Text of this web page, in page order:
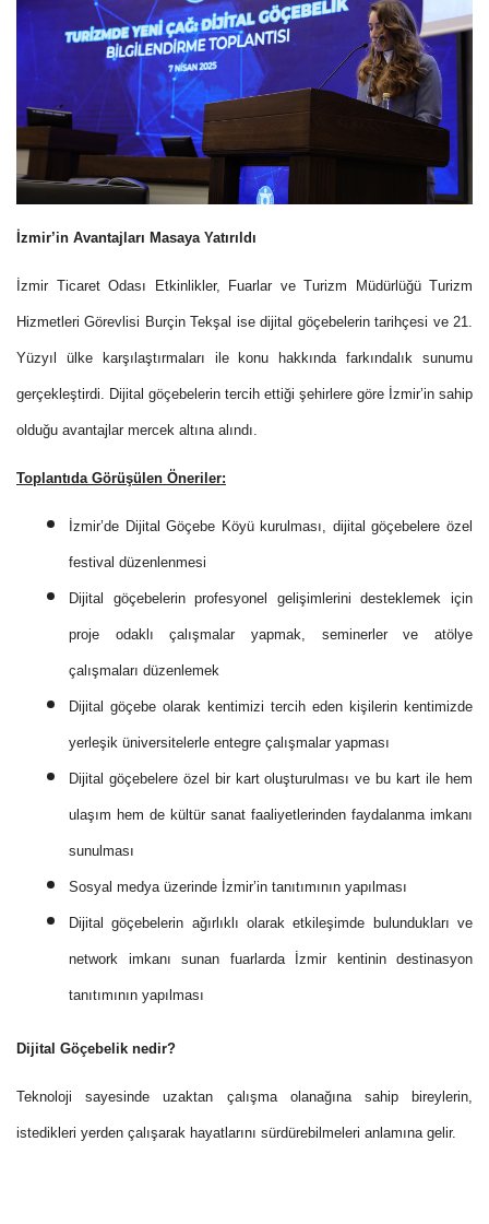
İzmir’in Avantajları Masaya Yatırıldı
İzmir Ticaret Odası Etkinlikler, Fuarlar ve Turizm Müdürlüğü Turizm
Hizmetleri Görevlisi Burçin Tekşal ise dijital göçebelerin tarihçesi ve 21.
Yüzyıl ülke karşılaştırmaları ile konu hakkında farkındalık sunumu
gerçekleştirdi. Dijital göçebelerin tercih ettiği şehirlere göre İzmir’in sahip
olduğu avantajlar mercek altına alındı.
Toplantıda Görüşülen Öneriler:
İzmir’de Dijital Göçebe Köyü kurulması, dijital göçebelere özel
festival düzenlenmesi
Dijital göçebelerin profesyonel gelişimlerini desteklemek için
proje odaklı çalışmalar yapmak, seminerler ve atölye
çalışmaları düzenlemek
Dijital göçebe olarak kentimizi tercih eden kişilerin kentimizde
yerleşik üniversitelerle entegre çalışmalar yapması
Dijital göçebelere özel bir kart oluşturulması ve bu kart ile hem
ulaşım hem de kültür sanat faaliyetlerinden faydalanma imkanı
sunulması
Sosyal medya üzerinde İzmir’in tanıtımının yapılması
Dijital göçebelerin ağırlıklı olarak etkileşimde bulundukları ve
network imkanı sunan fuarlarda İzmir kentinin destinasyon
tanıtımının yapılması
Dijital Göçebelik nedir?
Teknoloji sayesinde uzaktan çalışma olanağına sahip bireylerin,
istedikleri yerden çalışarak hayatlarını sürdürebilmeleri anlamına gelir.